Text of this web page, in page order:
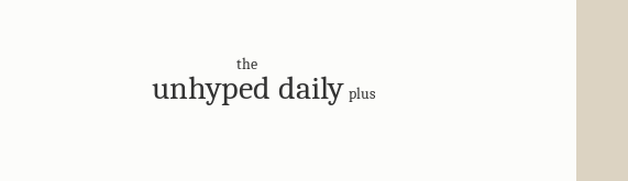
the
unhyped daily plus